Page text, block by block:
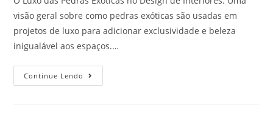
visão geral sobre como pedras exóticas são usadas em
projetos de luxo para adicionar exclusividade e beleza
inigualável aos espaços.…
Continue Lendo